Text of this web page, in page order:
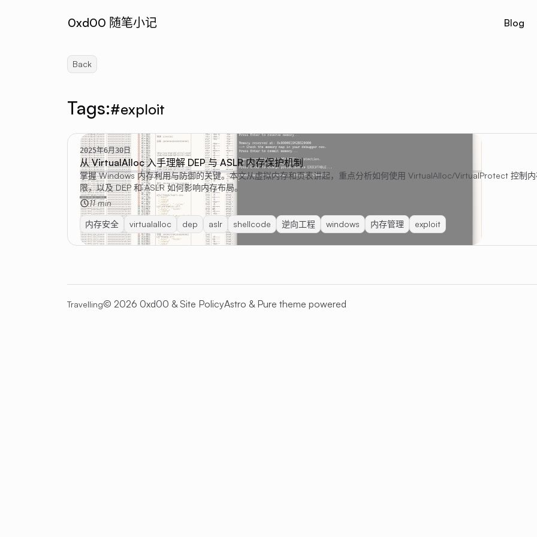
0xd00 随笔小记 Blog
Back
Tags:#exploit
2025年6月30日
从 VirtualAlloc 入手理解 DEP 与 ASLR 内存保护机制
掌握 Windows 内存利用与防御的关键。本文从虚拟内存和页表讲起，重点分析如何使用 VirtualAlloc/VirtualProtect 控制
限，以及 DEP 和 ASLR 如何影响内存布局。
11 min
内存安全 virtualalloc dep aslr shellcode 逆向工程 windows 内存管理 exploit
Travelling© 2026 0xd00 &Site PolicyAstro & Pure theme powered